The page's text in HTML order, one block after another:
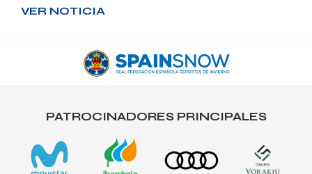
VER NOTICIA
PATROCINADORES PRINCIPALES